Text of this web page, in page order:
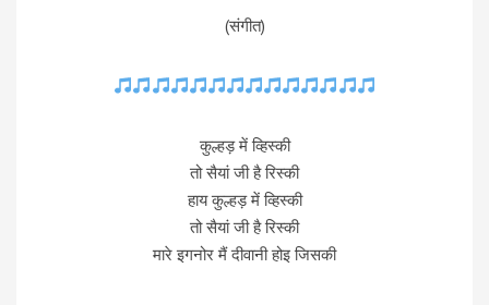
(संगीत)
कुल्हड़ में व्हिस्की
तो सैयां जी है रिस्की
हाय कुल्हड़ में व्हिस्की
तो सैयां जी है रिस्की
मारे इगनोर मैं दीवानी होइ जिसकी